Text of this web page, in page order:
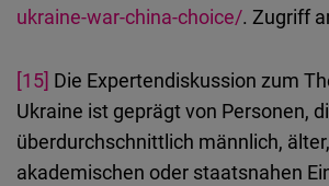
ukraine-war-china-choice/. Zugriff
[15] Die Expertendiskussion zum
Ukraine ist geprägt von Personen,
überdurchschnittlich männlich,
akademischen oder staatsnahen